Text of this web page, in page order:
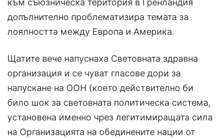
към съюзническа територия в Гренландия
допълнително проблематизира темата за
лоялността между Европа и Америка.
Щатите вече напуснаха Световната здравна
организация и се чуват гласове дори за
напускане на ООН (което действително би
било шок за световната политическа система,
установена именно чрез легитимиращата сила
на Организацията на обединените нации от